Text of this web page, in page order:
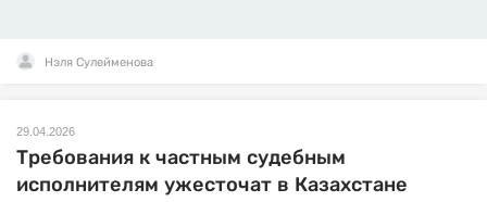
Нэля Сулейменова
29.04.2026
Требования к частным судебным
исполнителям ужесточат в Казахстане